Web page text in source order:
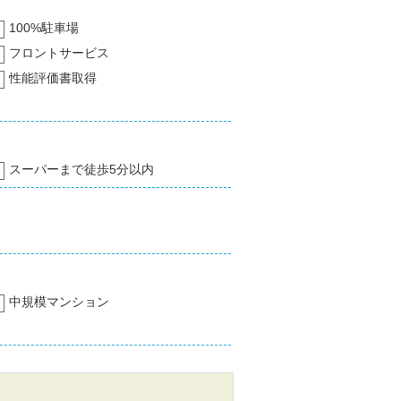
100%駐車場
フロントサービス
性能評価書取得
スーパーまで徒歩5分以内
中規模マンション